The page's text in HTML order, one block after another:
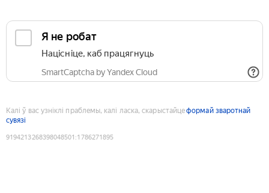
Я не робат
Націсніце, каб працягнуць
SmartCaptcha by Yandex Cloud
Калі ў вас узніклі праблемы, калі ласка, скарыстайцеформай зваротнай
сувязі
9194213268398048501 :1786271895